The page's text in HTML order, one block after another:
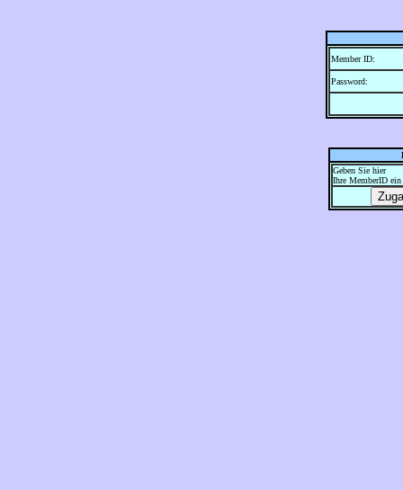
Member ID:
Password:
Geben Sie hier
Ihre MemberID ein